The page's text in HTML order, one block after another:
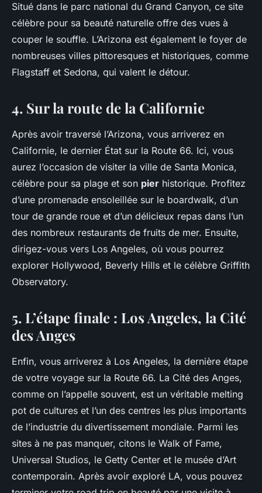
Situé dans le parc national du Grand Canyon, ce site
célèbre pour sa beauté naturelle offre des vues à
couper le souffle. L’Arizona est également le foyer de
nombreuses villes pittoresques et historiques, comme
Flagstaff et Sedona, qui valent le détour.
4. Sur la route de la Californie
Après avoir traversé l’Arizona, vous arriverez en
Californie, le dernier État sur la Route 66. Ici, vous
aurez l’occasion de visiter la ville de Santa Monica,
célèbre pour sa plage et son pier historique. Profitez
d’une promenade ensoleillée sur le boardwalk, d’un
tour de grande roue et d’un délicieux repas dans l’un
des nombreux restaurants de fruits de mer. Ensuite,
dirigez-vous vers Los Angeles, où vous pourrez
explorer Hollywood, Beverly Hills et le célèbre Griffith
Observatory.
5. L’étape finale : Los Angeles, la Cité
des Anges
Enfin, vous arriverez à Los Angeles, la dernière étape
de votre voyage sur la Route 66. La Cité des Anges,
comme on l’appelle souvent, est un véritable melting
pot de cultures et l’un des centres les plus importants
de l’industrie du divertissement mondiale. Parmi les
sites à ne pas manquer, citons le Walk of Fame,
Universal Studios, le Getty Center et le musée d’Art
contemporain. Après avoir exploré LA, vous pouvez